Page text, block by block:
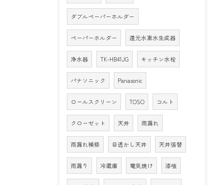
ダブルペーパーホルダー
ペーパーホルダー 還元水素水生成器
浄水器 TK-HB41JG キッチン水栓
パナソニック Panasonic
ロールスクリーン TOSO コルト
クローゼット 天井 雨漏れ
雨漏れ補修 目透かし天井 天井張替
雨漏り 冷蔵庫 電気焼け 漆喰